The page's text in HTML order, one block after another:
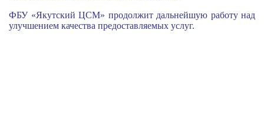
ФБУ «Якутский ЦСМ» продолжит дальнейшую работу над
улучшением качества предоставляемых услуг.